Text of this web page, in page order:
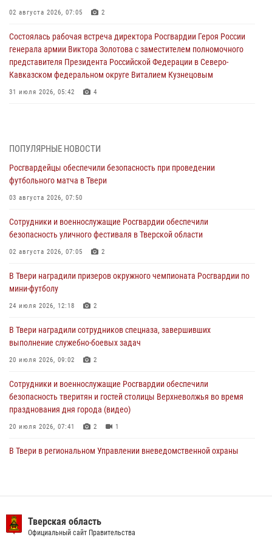
02 августа 2026, 07:05 2
Состоялась рабочая встреча директора Росгвардии Героя России
генерала армии Виктора Золотова с заместителем полномочного
представителя Президента Российской Федерации в Северо-
Кавказском федеральном округе Виталием Кузнецовым
31 июля 2026, 05:42 4
28 июля 2026, 11:30 2
Сотрудники вневедомственной охраны совершили 250 выездов и
пресекли 20 правонарушений за неделю в Тверской области
27 июля 2026, 08:29
В Твери наградили призеров окружного чемпионата Росгвардии по
мини-футболу
24 июля 2026, 12:18 2
Росгвардейцы оказали помощь водителю на дороге в городе Кашин
22 июля 2026, 08:35
Представители Росгвардии провели спортивно — патриотическое
мероприятие для воспитанников летнего лагеря в Тверской области
(видео)
ПОПУЛЯРНЫЕ НОВОСТИ
Росгвардейцы обеспечили безопасность при проведении
футбольного матча в Твери
03 августа 2026, 07:50
Сотрудники и военнослужащие Росгвардии обеспечили
безопасность уличного фестиваля в Тверской области
02 августа 2026, 07:05 2
В Твери наградили призеров окружного чемпионата Росгвардии по
мини-футболу
24 июля 2026, 12:18 2
В Твери наградили сотрудников спецназа, завершивших
выполнение служебно-боевых задач
20 июля 2026, 09:02 2
Сотрудники и военнослужащие Росгвардии обеспечили
безопасность тверитян и гостей столицы Верхневолжья во время
празднования дня города (видео)
20 июля 2026, 07:41 2 1
В Твери в региональном Управлении вневедомственной охраны
10 июля 2026, 08:44 1
Тверская область
Официальный сайт Правительства